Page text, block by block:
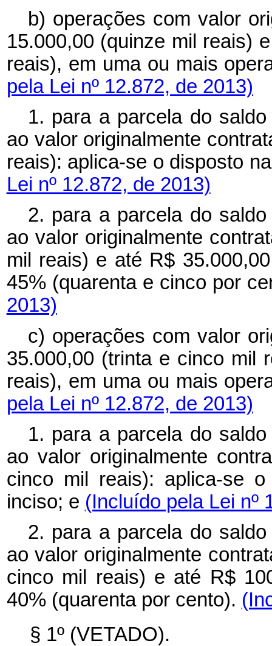
b) operações com valor
15.000,00 (quinze mil reais)
reais), em uma ou mais
pela Lei nº 12.872, de 2013)
1. para a parcela do
ao valor originalmente
reais): aplica-se o disposto
Lei nº 12.872, de 2013)
2. para a parcela do
ao valor originalmente
mil reais) e até R$
45% (quarenta e cinco por
2013)
c) operações com valor
35.000,00 (trinta e cinco mil
reais), em uma ou mais
pela Lei nº 12.872, de 2013)
1. para a parcela do
ao valor originalmente
cinco mil reais): aplica-se
inciso; e (Incluído pela Lei nº
2. para a parcela do
ao valor originalmente
cinco mil reais) e até R$
40% (quarenta por cento).
§ 1º (VETADO).